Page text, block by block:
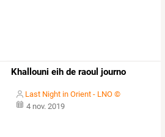
Khallouni eih de raoul journo
Last Night in Orient - LNO ©
4 nov. 2019